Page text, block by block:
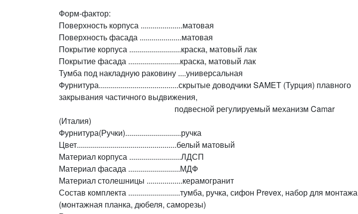
Форм-фактор:
Поверхность корпуса .....................матовая
Поверхность фасада .....................матовая
Покрытие корпуса ..........................краска, матовый лак
Покрытие фасада ..........................краска, матовый лак
Тумба под накладную раковину ....универсальная
Фурнитура........................................скрытые доводчики SAMET (Турция) плавного
закрывания частичного выдвижения,
подвесной регулируемый механизм Camar
(Италия)
Фурнитура(Ручки)............................ручка
Цвет..................................................белый матовый
Материал корпуса ..........................ЛДСП
Материал фасада ..........................МДФ
Материал столешницы ..................керамогранит
Состав комплекта ..........................тумба, ручка, сифон Prevex, набор для монтажа
(монтажная планка, дюбеля, саморезы)